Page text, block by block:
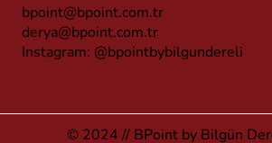
bpoint@bpoint.com.tr
derya@bpoint.com.tr
Instagram: @bpointbybilgundereli
© 2024 // BPoint by Bilgün